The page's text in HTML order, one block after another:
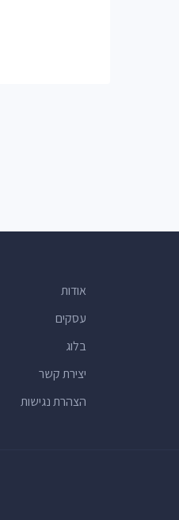
אודות
עסקים
בלוג
יצירת קשר
הצהרת נגישות